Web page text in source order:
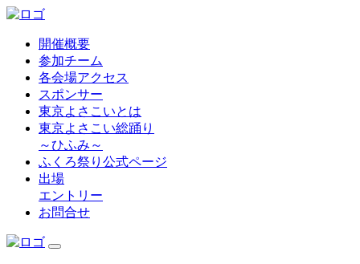
開催概要
参加チーム
各会場アクセス
スポンサー
東京よさこいとは
東京よさこい総踊り
～ひふみ～
ふくろ祭り公式ページ
出場
エントリー
お問合せ